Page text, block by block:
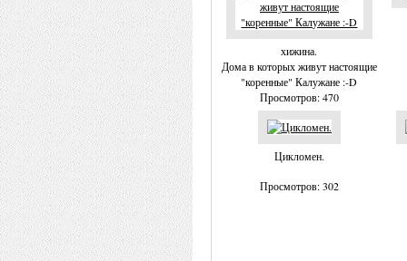
хижина.
Дома в которых живут настоящие
"коренные" Калужане :-D
Просмотров: 470
Цикломен.
Просмотров: 302